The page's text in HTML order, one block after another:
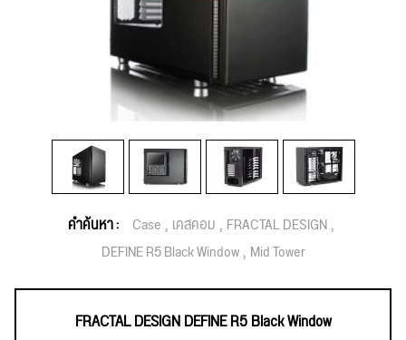
คำค้นหา : Case เคสคอม FRACTAL DESIGN
DEFINE R5 Black Window Mid Tower
FRACTAL DESIGN DEFINE R5 Black Window